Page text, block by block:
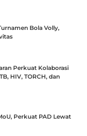
Bola Volly,
Perkuat Kolaborasi
HIV, TORCH, dan
Perkuat PAD Lewat